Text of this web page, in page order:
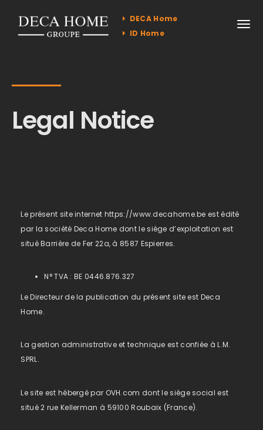
DECA Home
ID Home
Legal Notice
Le présent site internet https://www.decahome.be est édité
par la société Deca Home dont le siège d’exploitation est
situé Barrière de Fer 22a, à 8587 Espierres.
N° TVA : BE 0446.876.327
Le Directeur de la publication du présent site est Deca
Home.
La gestion administrative et technique est confiée à L.M.
SPRL.
Le site est hébergé par OVH.com dont le siège social est
situé 2 rue Kellerman à 59100 Roubaix (France).